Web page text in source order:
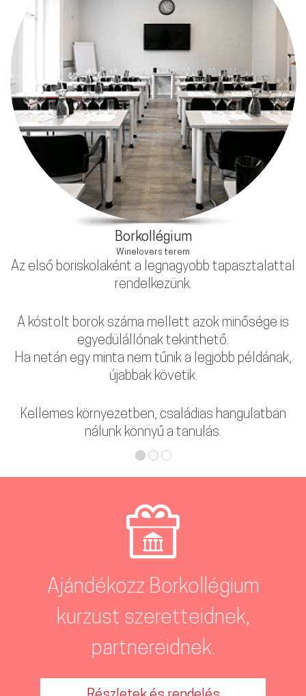
Borkollégium
Winelovers terem
Ajándékozz Borkollégium
kurzust szeretteidnek,
partnereidnek.